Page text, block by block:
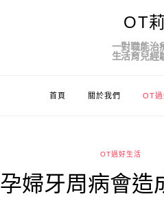
OT
一對職能治
生活育兒經
首頁 關於我們 OT過
OT過好生活
孕婦牙周病會造